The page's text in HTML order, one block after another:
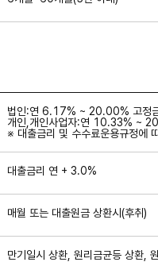
법인:연 6.17% ~ 20.00% 고정
개인,개인사업자:연 10.33% ~
※ 대출금리 및 수수료운용규정에
대출금리 연 + 3.0%
매월 또는 대출원금 상환시(후취)
만기일시 상환, 원리금균등 상환,